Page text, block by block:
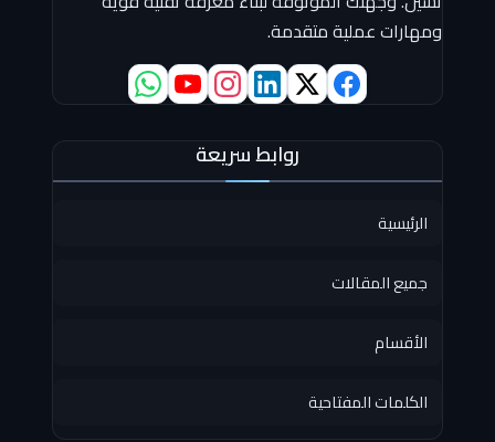
ومهارات عملية متقدمة.
روابط سريعة
الرئيسية
جميع المقالات
الأقسام
الكلمات المفتاحية